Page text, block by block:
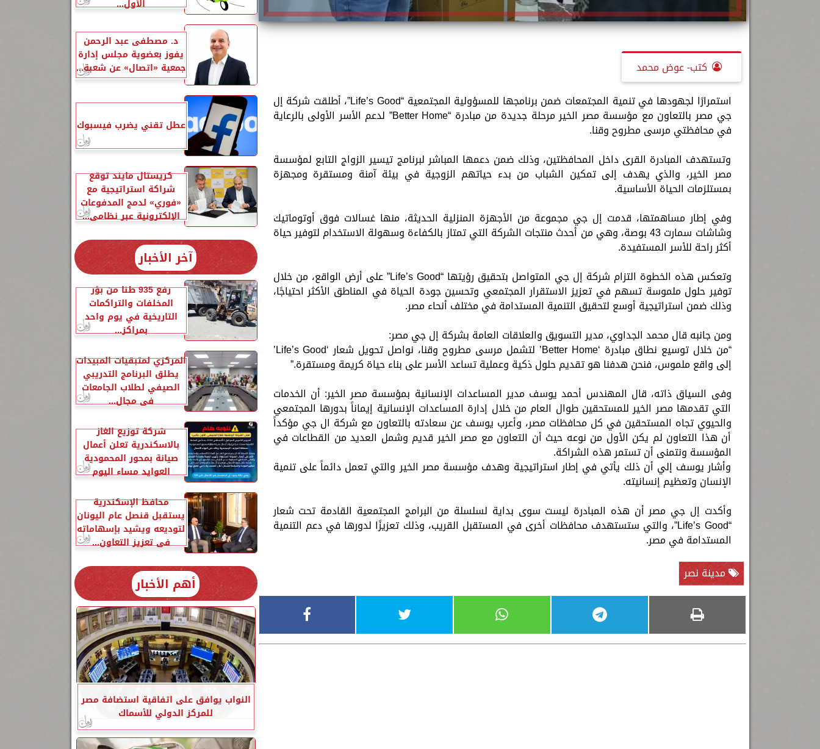
كتب- عوض محمد
استمرارًا لجهودها في تنمية المجتمعات ضمن برنامجها للمسؤولية المجتمعية “Life’s Good”، أطلقت شركة إل
جي مصر بالتعاون مع مؤسسة مصر الخير مرحلة جديدة من مبادرة “Better Home” لدعم الأسر الأولى بالرعاية
في محافظتي مرسى مطروح وقنا.
وتستهدف المبادرة القرى داخل المحافظتين، وذلك ضمن دعمها المباشر لبرنامج تيسير الزواج التابع لمؤسسة
مصر الخير، والذي يهدف إلى تمكين الشباب من بدء حياتهم الزوجية في بيئة آمنة ومستقرة ومجهزة
بمستلزمات الحياة الأساسية.
وفي إطار مساهمتها، قدمت إل جي مجموعة من الأجهزة المنزلية الحديثة، منها غسالات فوق أوتوماتيك
وشاشات سمارت 43 بوصة، وهي من أحدث منتجات الشركة التي تمتاز بالكفاءة وسهولة الاستخدام لتوفير حياة
أكثر راحة للأسر المستفيدة.
وتعكس هذه الخطوة التزام شركة إل جي المتواصل بتحقيق رؤيتها “Life’s Good” على أرض الواقع، من خلال
توفير حلول ملموسة تسهم في تعزيز الاستقرار المجتمعي وتحسين جودة الحياة في المناطق الأكثر احتياجًا،
وذلك ضمن استراتيجية أوسع لتحقيق التنمية المستدامة في مختلف أنحاء مصر.
ومن جانبه قال محمد الجداوي، مدير التسويق والعلاقات العامة بشركة إل جي مصر:
“من خلال توسيع نطاق مبادرة ‘Better Home’ لتشمل مرسى مطروح وقنا، نواصل تحويل شعار ‘Life’s Good’
إلى واقع ملموس، فنحن هدفنا هو تقديم حلول ذكية وعملية تساعد الأسر على بناء حياة كريمة ومستقرة.”
وفى السياق ذاته، قال المهندس أحمد يوسف مدير المساعدات الإنسانية بمؤسسة مصر الخير: أن الخدمات
التي تقدمها مصر الخير للمستحقين طوال العام من خلال إدارة المساعدات الإنسانية إيماناً بدورها المجتمعي
والحيوي تجاه المستحقين في كل محافظات مصر، وأعرب يوسف عن سعادته بالتعاون مع شركة ال جي مؤكداً
أن هذا التعاون لم يكن الأول من نوعه حيث أن التعاون مع مصر الخير قديم وشمل العديد من القطاعات في
المؤسسة ونتمنى أن تستمر هذه الشراكة.
وأشار يوسف إلي أن ذلك يأتي في إطار استراتيجية وهدف مؤسسة مصر الخير والتي تعمل دائماً على تنمية
الإنسان وتعظيم إنسانيته.
وأكدت إل جي مصر أن هذه المبادرة ليست سوى بداية لسلسلة من البرامج المجتمعية القادمة تحت شعار
“Life’s Good”، والتي ستستهدف محافظات أخرى في المستقبل القريب، وذلك تعزيزًا لدورها في دعم التنمية
المستدامة في مصر.
مدينة نصر
الأول...
د. مصطفى عبد الرحمن
يفوز بعضوية مجلس إدارة
جمعية «اتصال» عن شعبة...
عطل تقني يضرب فيسبوك
كريستال مايند توقع
شراكة استراتيجية مع
«فوري» لدمج المدفوعات
الإلكترونية عبر نظامي...
آخر الأخبار
رفع 935 طنًا من بؤر
المخلفات والتراكمات
التاريخية في يوم واحد
بمراكز...
المركزي لمتبقيات المبيدات
يطلق البرنامج التدريبي
الصيفي لطلاب الجامعات
في مجال...
شركة توزيع الغاز
بالاسكندرية تعلن أعمال
صيانة بمحور المحمودية
العوايد مساء اليوم
محافظ الإسكندرية
يستقبل قنصل عام اليونان
لتوديعه ويشيد بإسهاماته
في تعزيز التعاون...
أهم الأخبار
النواب يوافق على اتفاقية استضافة مصر
للمركز الدولي للأسماك